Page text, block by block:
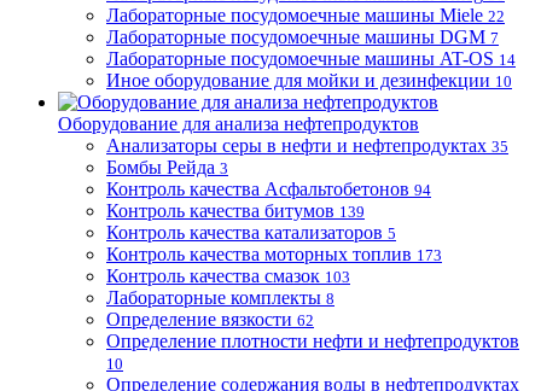
Лабораторные посудомоечные машины Miele 22
Лабораторные посудомоечные машины DGM 7
Лабораторные посудомоечные машины AT-OS 14
Иное оборудование для мойки и дезинфекции 10
Оборудование для анализа нефтепродуктов
Анализаторы серы в нефти и нефтепродуктах 35
Бомбы Рейда 3
Контроль качества Асфальтобетонов 94
Контроль качества битумов 139
Контроль качества катализаторов 5
Контроль качества моторных топлив 173
Контроль качества смазок 103
Лабораторные комплекты 8
Определение вязкости 62
Определение плотности нефти и нефтепродуктов
10
Определение содержания воды в нефтепродуктах